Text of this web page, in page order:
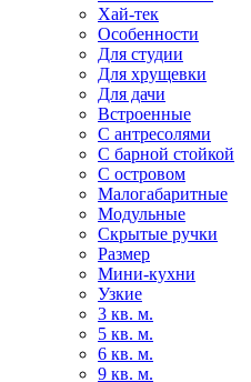
Хай-тек
Особенности
Для студии
Для хрущевки
Для дачи
Встроенные
С антресолями
С барной стойкой
С островом
Малогабаритные
Модульные
Скрытые ручки
Размер
Мини-кухни
Узкие
3 кв. м.
5 кв. м.
6 кв. м.
9 кв. м.